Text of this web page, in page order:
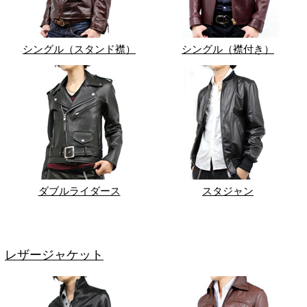
シングル（スタンド襟） シングル（襟付き）
ダブルライダース スタジャン
レザージャケット